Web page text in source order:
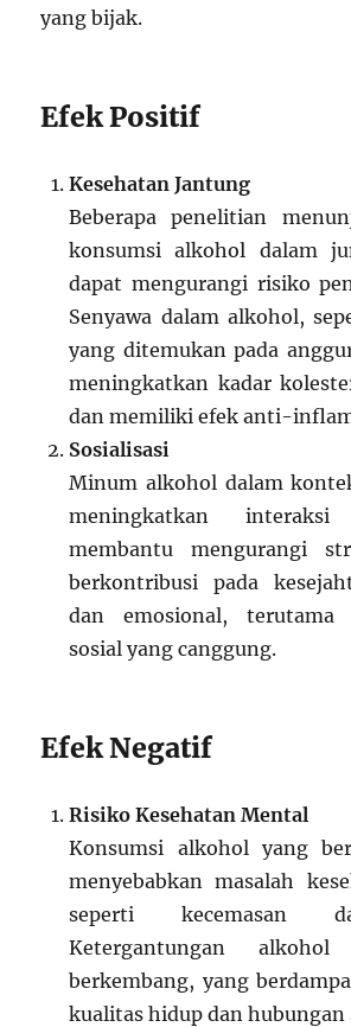
yang bijak.
Efek Positif
Kesehatan Jantung
Beberapa penelitian
konsumsi alkohol dalam
dapat mengurangi risiko
Senyawa dalam alkohol,
yang ditemukan pada
meningkatkan kadar
dan memiliki efek anti-
Sosialisasi
Minum alkohol dalam
meningkatkan
membantu mengurangi
berkontribusi pada
dan emosional, terutama
sosial yang canggung.
Efek Negatif
Risiko Kesehatan Mental
Konsumsi alkohol yang
menyebabkan masalah
seperti kecemasan
Ketergantungan
berkembang, yang
kualitas hidup dan hubungan